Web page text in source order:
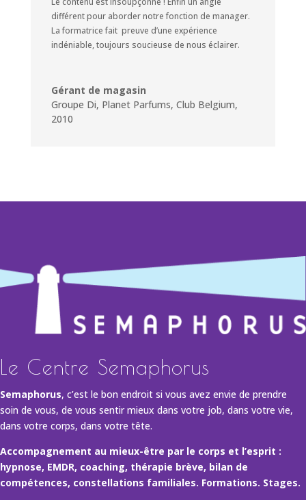
différent pour aborder notre fonction de manager.
La formatrice fait preuve d’une expérience
indéniable, toujours soucieuse de nous éclairer.
Gérant de magasin
Groupe Di, Planet Parfums, Club Belgium,
2010
Le Centre Semaphorus
Semaphorus, c’est le bon endroit si vous avez envie de prendre
soin de vous, de vous sentir mieux dans votre job, dans votre vie,
dans votre corps, dans votre tête.
Accompagnement au mieux-être par le corps et l’esprit :
hypnose, EMDR, coaching, thérapie brève, bilan de
compétences, constellations familiales. Formations. Stages.